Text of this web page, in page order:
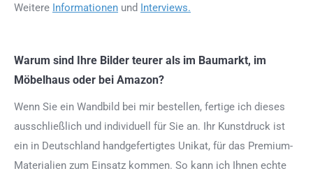
Weitere Informationen und Interviews.
Warum sind Ihre Bilder teurer als im Baumarkt, im
Möbelhaus oder bei Amazon?
Wenn Sie ein Wandbild bei mir bestellen, fertige ich dieses
ausschließlich und individuell für Sie an. Ihr Kunstdruck ist
ein in Deutschland handgefertigtes Unikat, für das Premium-
Materialien zum Einsatz kommen. So kann ich Ihnen echte